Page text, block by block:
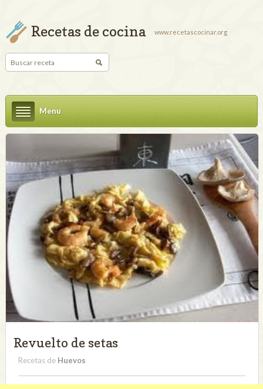
Recetas de cocina www.recetascocinar.org
Menu
Revuelto de setas
Recetas de Huevos